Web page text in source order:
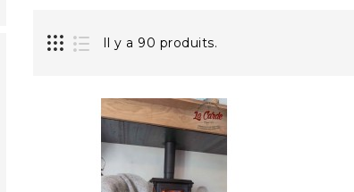
Il y a 90 produits.